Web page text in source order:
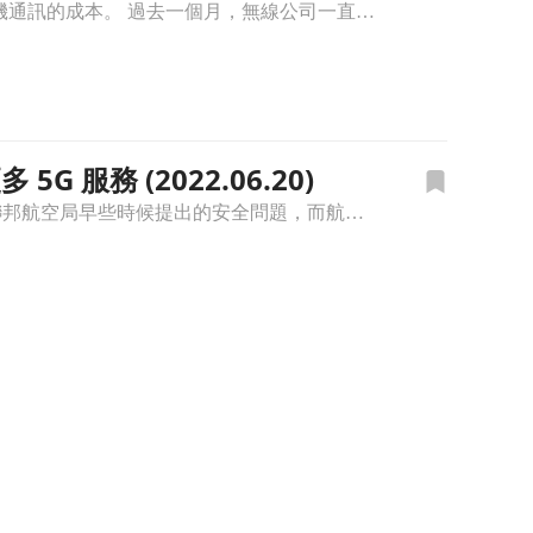
圖/Shutteratock AT&T (T)、Verizon (YZ) 等電信公司正在提高月費並增加大部分舊手機通訊的成本。 過去一個月，無線公司一直在提高費用並提高一些中端無線計劃的成本。
5G 服務 (2022.06.20)
圖/Shutterstock AT&T (T)、Verizon (YZ) 等無線運營商推行 5G 服務的舉動遵循美國聯邦航空局早些時候提出的安全問題，而航空公司集團批評新的計劃時間表過於倉促。